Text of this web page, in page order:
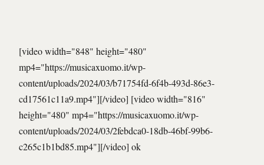
[video width="848" height="480"
mp4="https://musicaxuomo.it/wp-
content/uploads/2024/03/b71754fd-6f4b-493d-86e3-
cd17561c11a9.mp4"][/video] [video width="816"
height="480" mp4="https://musicaxuomo.it/wp-
content/uploads/2024/03/2febdca0-18db-46bf-99b6-
c265c1b1bd85.mp4"][/video] ok